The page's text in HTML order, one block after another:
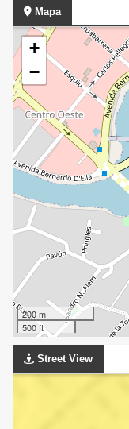
Mapa
+
−
200 m
500 ft
Street View